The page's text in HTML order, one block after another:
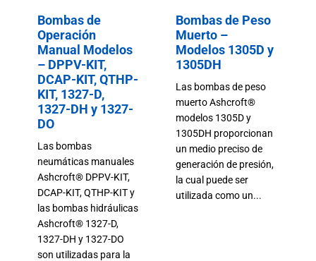
Bombas de
Operación
Manual Modelos
– DPPV-KIT,
DCAP-KIT, QTHP-
KIT, 1327-D,
1327-DH y 1327-
DO
Las bombas
neumáticas manuales
Ashcroft® DPPV-KIT,
DCAP-KIT, QTHP-KIT y
las bombas hidráulicas
Ashcroft® 1327-D,
1327-DH y 1327-DO
son utilizadas para la
Bombas de Peso
Muerto –
Modelos 1305D y
1305DH
Las bombas de peso
muerto Ashcroft®
modelos 1305D y
1305DH proporcionan
un medio preciso de
generación de presión,
la cual puede ser
utilizada como un...